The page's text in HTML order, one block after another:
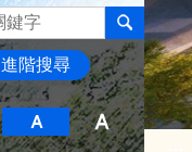
進階搜尋